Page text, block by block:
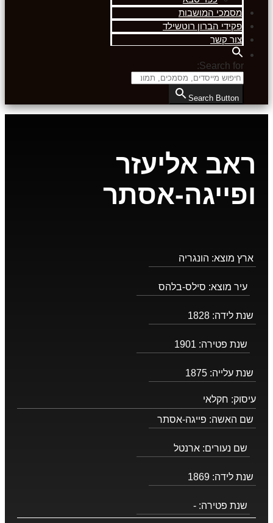
מסמכי המושבות
פקידי הברון רוטשילד
צור קשר
Search for:
Search Button
ראב אליעזר
ופייגה-אסתר
ארץ מוצא: הונגריה
עיר מוצא: סילס-בלהס
שנת לידה: 1828
שנת פטירה: 1901
שנת עלייה: 1875
עיסוק: חקלאי
שם האשה: פייגה-אסתר
שם נעורים: ארנטל
שנת לידה: 1869
שנת פטירה: -